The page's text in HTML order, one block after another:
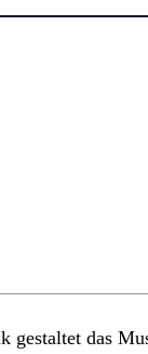
gestaltet das